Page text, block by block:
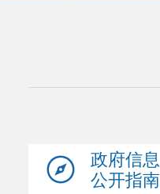
政府信息
公开指南